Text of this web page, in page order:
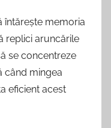
întărește memoria
replici aruncările
se concentreze
când mingea
eficient acest